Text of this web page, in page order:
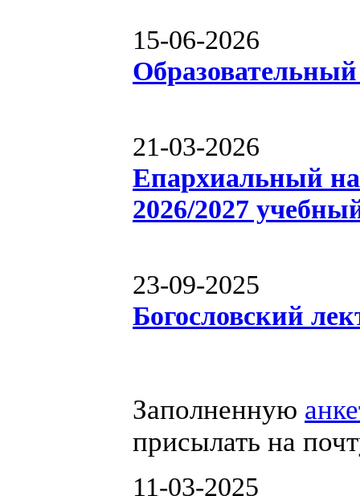
15-06-2026
21-03-2026
Епархиальный
2026/2027
23-09-2025
Богословский
Заполненную
присылать на
11-03-2025